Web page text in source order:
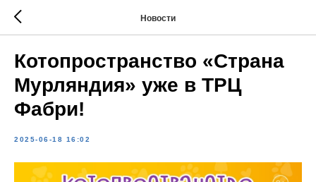
Новости
Котопространство «Страна
Мурляндия» уже в ТРЦ
Фабри!
2025-06-18 16:02